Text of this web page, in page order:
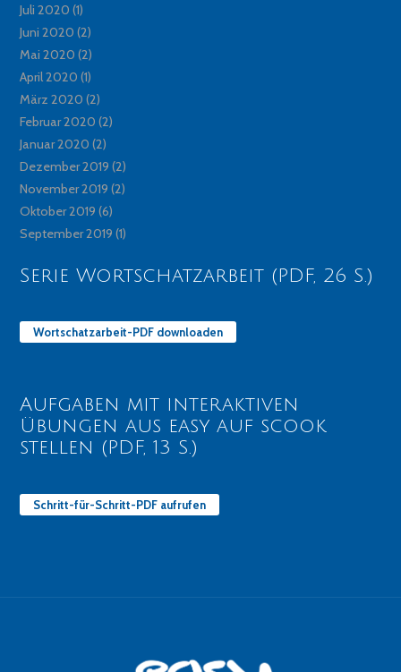
Juli 2020 (1)
Juni 2020 (2)
Mai 2020 (2)
April 2020 (1)
März 2020 (2)
Februar 2020 (2)
Januar 2020 (2)
Dezember 2019 (2)
November 2019 (2)
Oktober 2019 (6)
September 2019 (1)
Serie Wortschatzarbeit (PDF, 26 S.)
Wortschatzarbeit-PDF downloaden
Aufgaben mit interaktiven
Übungen aus easy auf scook
stellen (PDF, 13 S.)
Schritt-für-Schritt-PDF aufrufen